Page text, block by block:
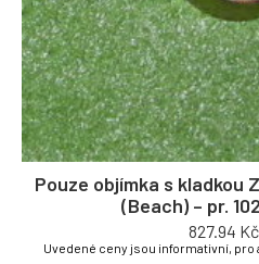
Pouze objímka s kladkou
(Beach) – pr.
827.94 Kč
Uvedené ceny jsou informativní, pro